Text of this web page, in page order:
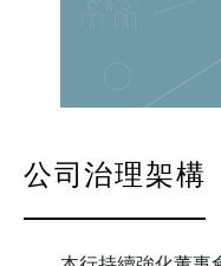
公司治理架構